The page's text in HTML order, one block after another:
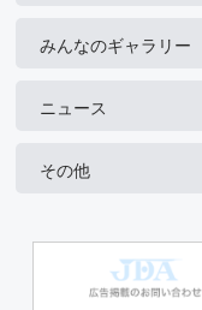
みんなのギャラリー
ニュース
その他